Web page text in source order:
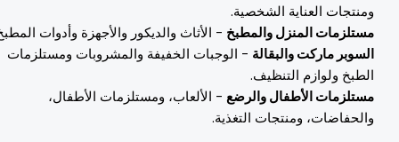
العناية الشخصية.
المنزل والمطبخ- الأثاث والديكور والأجهزة وأدوات المطبخ.
ماركت والبقالة- الوجبات الخفيفة والمشروبات ومستلزمات
ولوازم التنظيف.
الأطفال والرضع- الألعاب، ومستلزمات الأطفال،
ومنتجات التغذية.